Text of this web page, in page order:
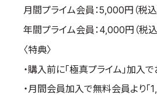
月間プライム会員：5,000円（税込
年間プライム会員：4,000円（税込
〈特典〉
・購入前に「極真プライム」加入で
・月間会員加入で無料会員より「